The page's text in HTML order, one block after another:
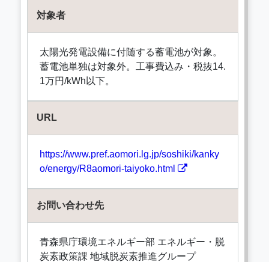
対象者
太陽光発電設備に付随する蓄電池が対象。
蓄電池単独は対象外。工事費込み・税抜14.
1万円/kWh以下。
URL
https://www.pref.aomori.lg.jp/soshiki/kanky
o/energy/R8aomori-taiyoko.html
お問い合わせ先
青森県庁環境エネルギー部 エネルギー・脱
炭素政策課 地域脱炭素推進グループ